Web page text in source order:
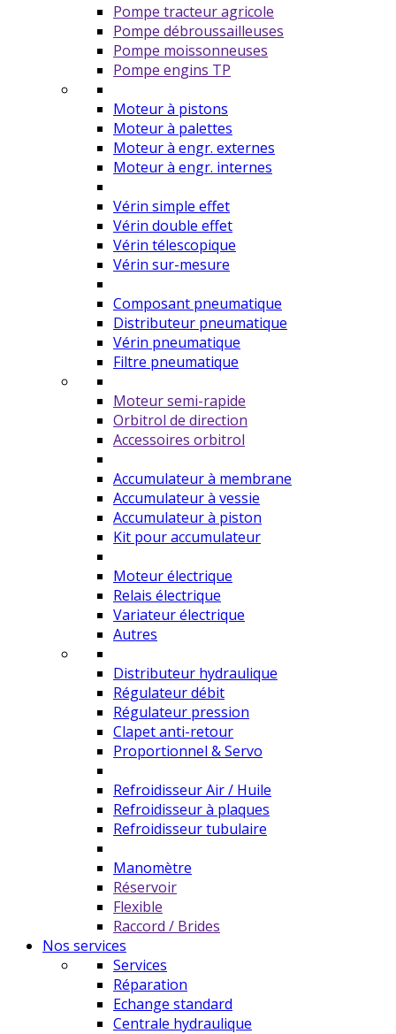
Pompe tracteur agricole
Pompe débroussailleuses
Pompe moissonneuses
Pompe engins TP
Moteur à pistons
Moteur à palettes
Moteur à engr. externes
Moteur à engr. internes
Vérin simple effet
Vérin double effet
Vérin télescopique
Vérin sur-mesure
Composant pneumatique
Distributeur pneumatique
Vérin pneumatique
Filtre pneumatique
Moteur semi-rapide
Orbitrol de direction
Accessoires orbitrol
Accumulateur à membrane
Accumulateur à vessie
Accumulateur à piston
Kit pour accumulateur
Moteur électrique
Relais électrique
Variateur électrique
Autres
Distributeur hydraulique
Régulateur débit
Régulateur pression
Clapet anti-retour
Proportionnel & Servo
Refroidisseur Air / Huile
Refroidisseur à plaques
Refroidisseur tubulaire
Manomètre
Réservoir
Flexible
Raccord / Brides
Nos services
Services
Réparation
Echange standard
Centrale hydraulique